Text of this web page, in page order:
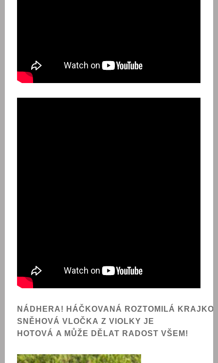
NÁDHERA! HÁČKOVANÁ ROZTOMILÁ
SNĚHOVÁ VLOČKA Z VIOLKY JE
HOTOVÁ A MŮŽE DĚLAT RADOST VŠEM!